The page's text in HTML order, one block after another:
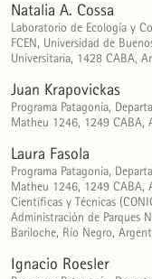
Natalia A. Cossa
Laboratorio de Ecología y
FCEN, Universidad de
Universitaria, 1428 CABA,
Juan Krapovickas
Programa Patagonia,
Matheu 1246, 1249 CABA,
Laura Fasola
Programa Patagonia,
Matheu 1246, 1249 CABA,
Científicas y Técnicas
Administración de Parques
Bariloche, Río Negro,
Ignacio Roesler